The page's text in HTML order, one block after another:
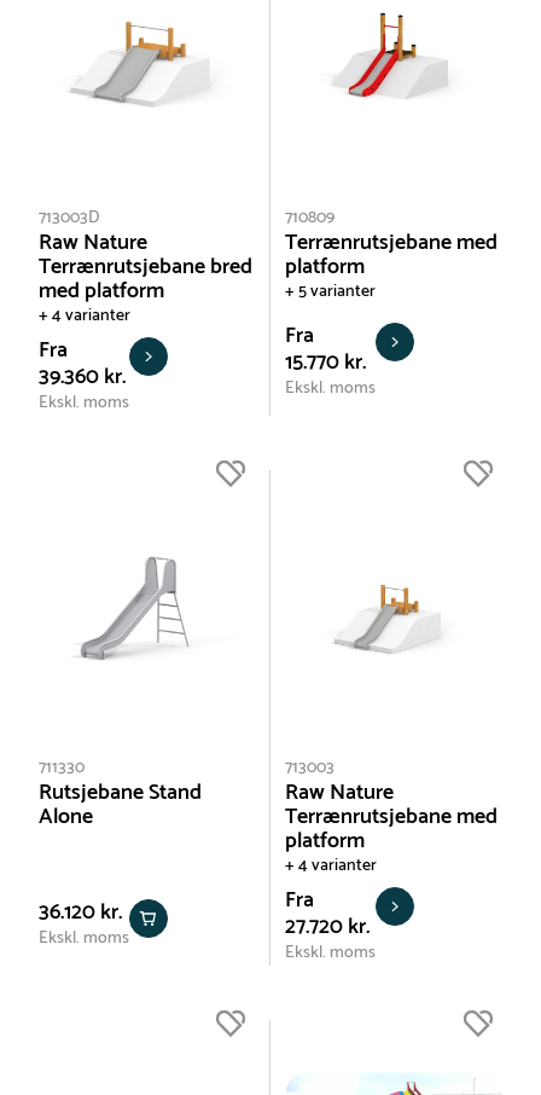
713003D
Raw Nature
Terrænrutsjebane bred
med platform
+ 4 varianter
Fra
39.360 kr.
Ekskl. moms
710809
Terrænrutsjebane med
platform
+ 5 varianter
Fra
15.770 kr.
Ekskl. moms
711330
Rutsjebane Stand
Alone
36.120 kr.
Ekskl. moms
713003
Raw Nature
Terrænrutsjebane med
platform
+ 4 varianter
Fra
27.720 kr.
Ekskl. moms